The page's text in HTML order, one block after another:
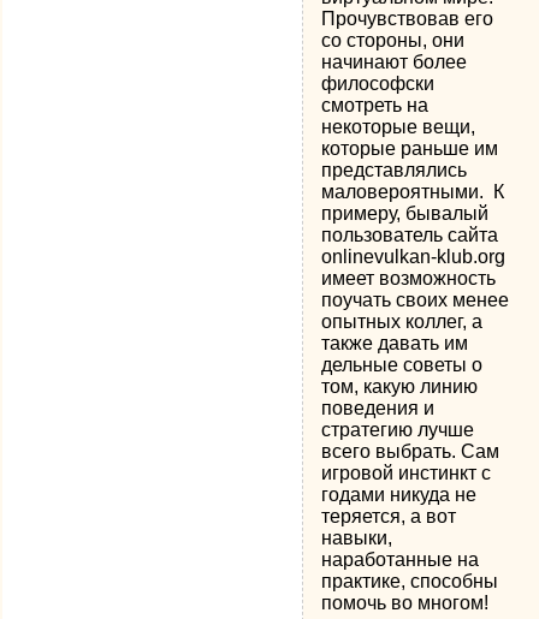
Прочувствовав его
со стороны, они
начинают более
философски
смотреть на
некоторые вещи,
которые раньше им
представлялись
маловероятными. К
примеру, бывалый
пользователь сайта
onlinevulkan-klub.org
имеет возможность
поучать своих менее
опытных коллег, а
также давать им
дельные советы о
том, какую линию
поведения и
стратегию лучше
всего выбрать. Сам
игровой инстинкт с
годами никуда не
теряется, а вот
навыки,
наработанные на
практике, способны
помочь во многом!